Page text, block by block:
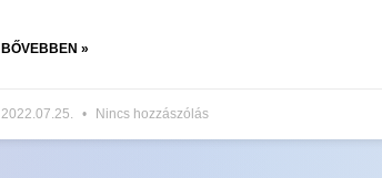
BŐVEBBEN »
2022.07.25. Nincs hozzászólás